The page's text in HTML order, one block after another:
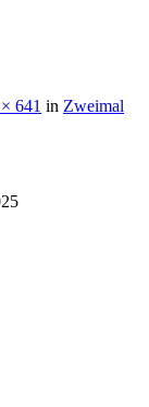
641 in Zweimal